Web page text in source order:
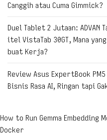
Canggih atau Cuma Gimmick?
Duel Tablet 2 Jutaan: ADVAN
itel VistaTab 30GT, Mana
buat Kerja?
Review Asus ExpertBook
Bisnis Rasa AI, Ringan tapi
How to Run Gemma Embedding
Docker